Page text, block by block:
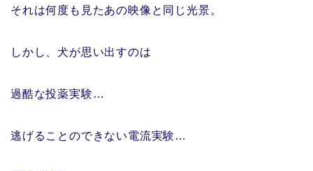
それは何度も見たあの映像と同じ光景。
しかし、犬が思い出すのは
過酷な投薬実験…
逃げることのできない電流実験…